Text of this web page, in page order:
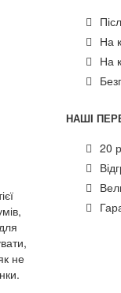
не
На
На
НАШІ
20